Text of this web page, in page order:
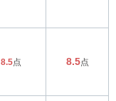
8.5点 8.5点